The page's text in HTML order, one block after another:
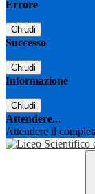
Errore
Chiudi
Successo
Chiudi
Informazione
Chiudi
Attendere...
Attendere il